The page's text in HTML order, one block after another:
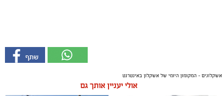
אשקלונים - המקומון היומי של אשקלון באינטרנט
אולי יעניין אותך גם